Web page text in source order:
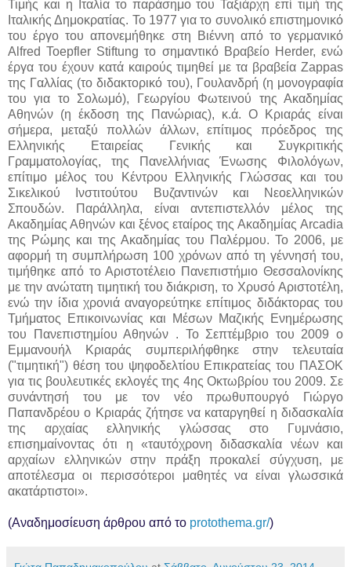
Τιμής και η Ιταλία το παράσημο του Ταξιάρχη επί τιμή της
Ιταλικής Δημοκρατίας. Το 1977 για το συνολικό επιστημονικό
του έργο του απονεμήθηκε στη Βιέννη από το γερμανικό
Alfred Toepfler Stiftung το σημαντικό Βραβείο Herder, ενώ
έργα του έχουν κατά καιρούς τιμηθεί με τα βραβεία Zappas
της Γαλλίας (το διδακτορικό του), Γουλανδρή (η μονογραφία
του για το Σολωμό), Γεωργίου Φωτεινού της Ακαδημίας
Αθηνών (η έκδοση της Πανώριας), κ.ά. Ο Κριαράς είναι
σήμερα, μεταξύ πολλών άλλων, επίτιμος πρόεδρος της
Ελληνικής Εταιρείας Γενικής και Συγκριτικής
Γραμματολογίας, της Πανελλήνιας Ένωσης Φιλολόγων,
επίτιμο μέλος του Κέντρου Ελληνικής Γλώσσας και του
Σικελικού Ινστιτούτου Βυζαντινών και Νεοελληνικών
Σπουδών. Παράλληλα, είναι αντεπιστελλόν μέλος της
Ακαδημίας Αθηνών και ξένος εταίρος της Ακαδημίας Arcadia
της Ρώμης και της Ακαδημίας του Παλέρμου. Το 2006, με
αφορμή τη συμπλήρωση 100 χρόνων από τη γέννησή του,
τιμήθηκε από το Αριστοτέλειο Πανεπιστήμιο Θεσσαλονίκης
με την ανώτατη τιμητική του διάκριση, το Χρυσό Αριστοτέλη,
ενώ την ίδια χρονιά αναγορεύτηκε επίτιμος διδάκτορας του
Τμήματος Επικοινωνίας και Μέσων Μαζικής Ενημέρωσης
του Πανεπιστημίου Αθηνών . Το Σεπτέμβριο του 2009 ο
Εμμανουήλ Κριαράς συμπεριλήφθηκε στην τελευταία
("τιμητική") θέση του ψηφοδελτίου Επικρατείας του ΠΑΣΟΚ
για τις βουλευτικές εκλογές της 4ης Οκτωβρίου του 2009. Σε
συνάντησή του με τον νέο πρωθυπουργό Γιώργο
Παπανδρέου ο Κριαράς ζήτησε να καταργηθεί η διδασκαλία
της αρχαίας ελληνικής γλώσσας στο Γυμνάσιο,
επισημαίνοντας ότι η «ταυτόχρονη διδασκαλία νέων και
αρχαίων ελληνικών στην πράξη προκαλεί σύγχυση, με
αποτέλεσμα οι περισσότεροι μαθητές να είναι γλωσσικά
ακατάρτιστοι».
(Αναδημοσίευση άρθρου από το protothema.gr/)